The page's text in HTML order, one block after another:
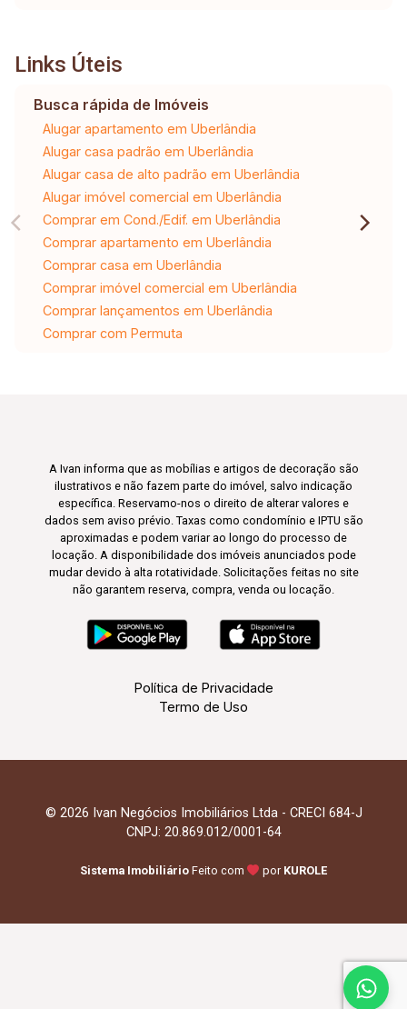
Links Úteis
Busca rápida de Imóveis
Alugar apartamento em Uberlândia
Alugar casa padrão em Uberlândia
Alugar casa de alto padrão em Uberlândia
Alugar imóvel comercial em Uberlândia
Comprar em Cond./Edif. em Uberlândia
Comprar apartamento em Uberlândia
Comprar casa em Uberlândia
Comprar imóvel comercial em Uberlândia
Comprar lançamentos em Uberlândia
Comprar com Permuta
A Ivan informa que as mobílias e artigos de decoração são
ilustrativos e não fazem parte do imóvel, salvo indicação
específica. Reservamo-nos o direito de alterar valores e
dados sem aviso prévio. Taxas como condomínio e IPTU são
aproximadas e podem variar ao longo do processo de
locação. A disponibilidade dos imóveis anunciados pode
mudar devido à alta rotatividade. Solicitações feitas no site
não garantem reserva, compra, venda ou locação.
Política de Privacidade
Termo de Uso
© 2026 Ivan Negócios Imobiliários Ltda - CRECI 684-J
CNPJ: 20.869.012/0001-64
Sistema Imobiliário Feito com por KUROLE